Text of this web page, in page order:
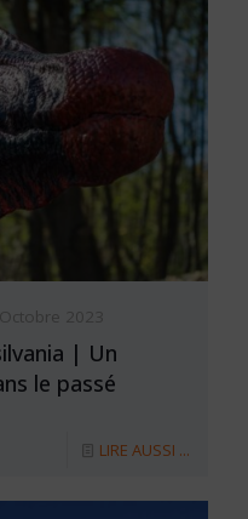
2023
| Un
le passé
LIRE AUSSI ...